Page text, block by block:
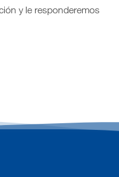
y le responderemos